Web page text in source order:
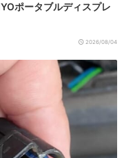
ポータブルディスプレ
2026/08/04